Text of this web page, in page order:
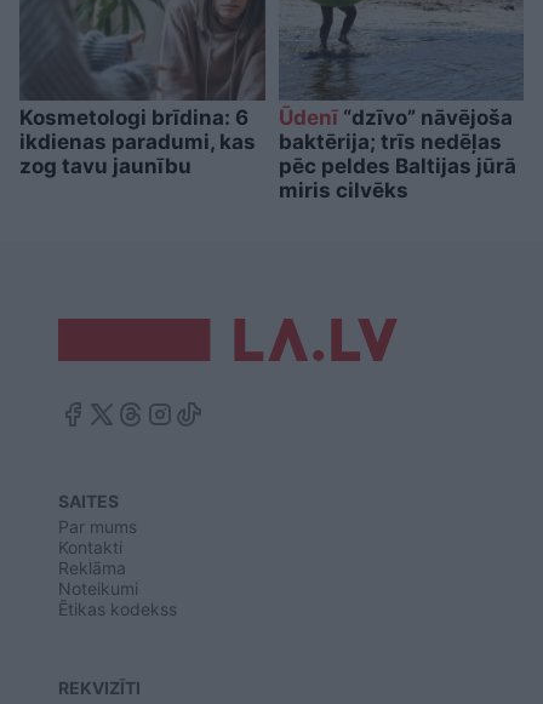
Kosmetologi brīdina: 6
ikdienas paradumi, kas
zog tavu jaunību
Ūdenī“dzīvo” nāvējoša
baktērija; trīs nedēļas
pēc peldes Baltijas jūrā
miris cilvēks
SAITES
Par mums
Kontakti
Reklāma
Noteikumi
Ētikas kodekss
REKVIZĪTI